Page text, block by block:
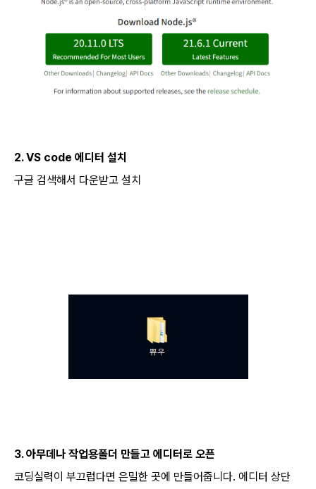
2. VS code 에디터 설치
구글 검색해서 다운받고 설치
3. 아무데나 작업용폴더 만들고 에디터로 오픈
코딩실력이 부끄럽다면 은밀한 곳에 만들어줍니다. 에디터 상단